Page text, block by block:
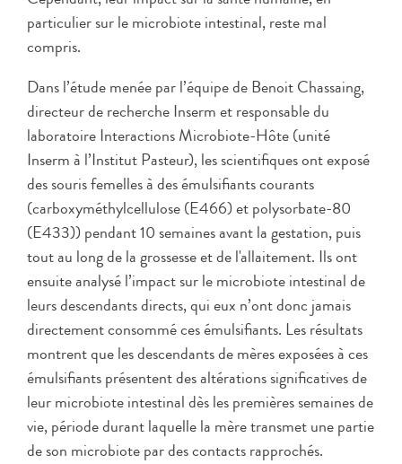
particulier sur le microbiote intestinal, reste mal
compris.
Dans l’étude menée par l’équipe de Benoit Chassaing,
directeur de recherche Inserm et responsable du
laboratoire Interactions Microbiote-Hôte (unité
Inserm à l’Institut Pasteur), les scientifiques ont exposé
des souris femelles à des émulsifiants courants
(carboxyméthylcellulose (E466) et polysorbate-80
(E433)) pendant 10 semaines avant la gestation, puis
tout au long de la grossesse et de l'allaitement. Ils ont
ensuite analysé l’impact sur le microbiote intestinal de
leurs descendants directs, qui eux n’ont donc jamais
directement consommé ces émulsifiants. Les résultats
montrent que les descendants de mères exposées à ces
émulsifiants présentent des altérations significatives de
leur microbiote intestinal dès les premières semaines de
vie, période durant laquelle la mère transmet une partie
de son microbiote par des contacts rapprochés.